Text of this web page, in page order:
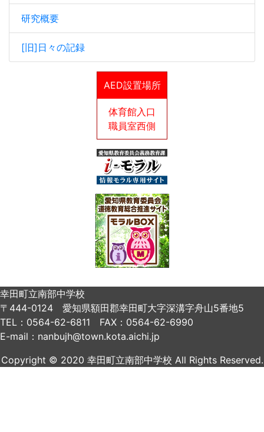
研究概要
[旧]日々の記録
AED設置場所
体育館入口
職員室西側
幸田町立南部中学校
〒444-0124 愛知県額田郡幸田町大字深溝字舟山5番地5
TEL：0564-62-6811 FAX：0564-62-6990
E-mail：nanbujh@town.kota.aichi.jp
Copyright © 2020 幸田町立南部中学校 All Rights Reserved.